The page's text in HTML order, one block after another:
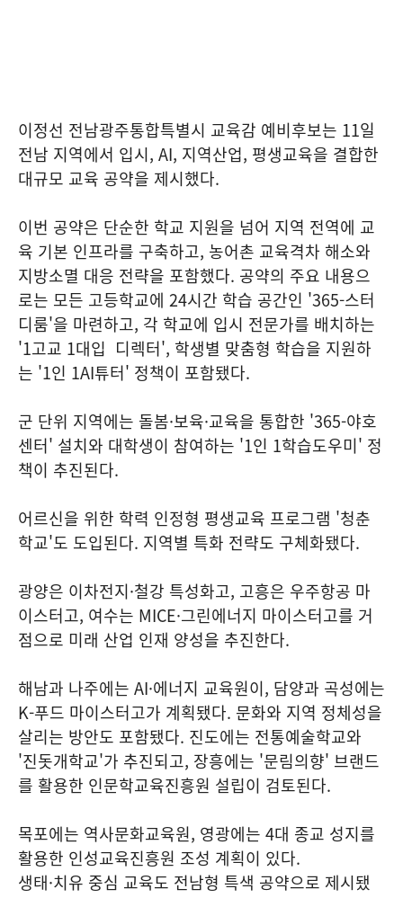
이정선 전남광주통합특별시 교육감 예비후보는 11일
전남 지역에서 입시, AI, 지역산업, 평생교육을 결합한
대규모 교육 공약을 제시했다.
이번 공약은 단순한 학교 지원을 넘어 지역 전역에 교
육 기본 인프라를 구축하고, 농어촌 교육격차 해소와
지방소멸 대응 전략을 포함했다. 공약의 주요 내용으
로는 모든 고등학교에 24시간 학습 공간인 '365-스터
디룸'을 마련하고, 각 학교에 입시 전문가를 배치하는
'1고교 1대입 디렉터', 학생별 맞춤형 학습을 지원하
는 '1인 1AI튜터' 정책이 포함됐다.
군 단위 지역에는 돌봄·보육·교육을 통합한 '365-야호
센터' 설치와 대학생이 참여하는 '1인 1학습도우미' 정
책이 추진된다.
어르신을 위한 학력 인정형 평생교육 프로그램 '청춘
학교'도 도입된다. 지역별 특화 전략도 구체화됐다.
광양은 이차전지·철강 특성화고, 고흥은 우주항공 마
이스터고, 여수는 MICE·그린에너지 마이스터고를 거
점으로 미래 산업 인재 양성을 추진한다.
해남과 나주에는 AI·에너지 교육원이, 담양과 곡성에는
K-푸드 마이스터고가 계획됐다. 문화와 지역 정체성을
살리는 방안도 포함됐다. 진도에는 전통예술학교와
'진돗개학교'가 추진되고, 장흥에는 '문림의향' 브랜드
를 활용한 인문학교육진흥원 설립이 검토된다.
목포에는 역사문화교육원, 영광에는 4대 종교 성지를
활용한 인성교육진흥원 조성 계획이 있다.
생태·치유 중심 교육도 전남형 특색 공약으로 제시됐